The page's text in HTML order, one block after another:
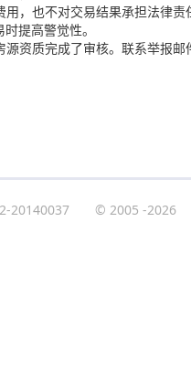
，也不对交易结果承担法律
提高警觉性。
资质完成了审核。联系举报邮
20140037 © 2005 -2026